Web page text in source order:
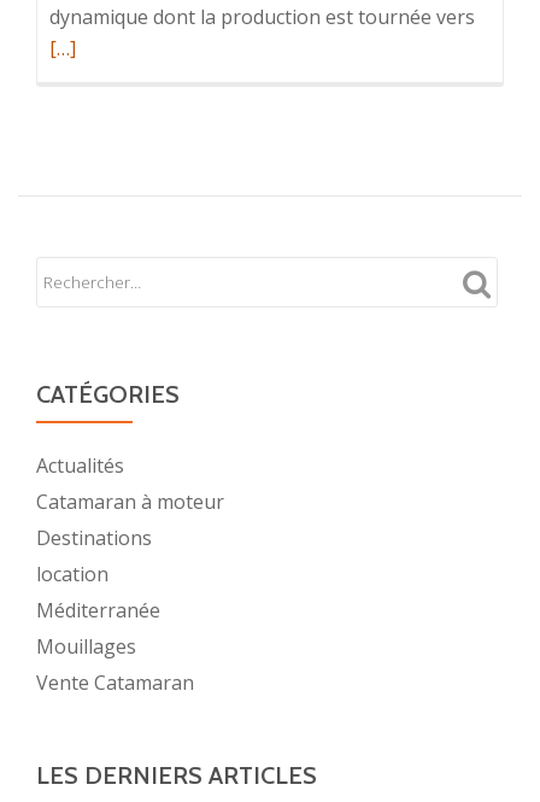
dynamique dont la production est tournée vers
les
à
[…]
CATÉGORIES
Actualités
Catamaran à moteur
Destinations
location
Méditerranée
Mouillages
Vente Catamaran
LES DERNIERS ARTICLES